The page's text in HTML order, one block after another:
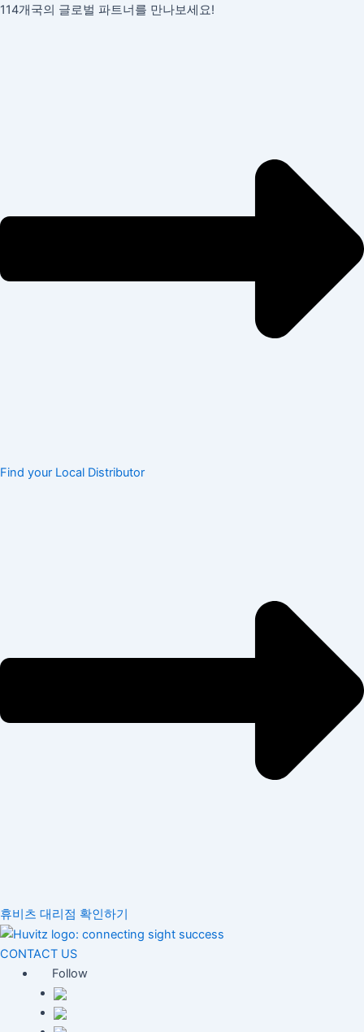
콘
114개국의 글로벌 파트너를 만나보세요!
Find your Local Distributor
휴비츠 대리점 확인하기
CONTACT US
Follow